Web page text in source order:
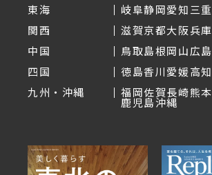
東海
岐阜静岡愛知三重
関西
滋賀京都大阪兵庫
中国
鳥取島根岡山広島
四国
徳島香川愛媛高知
九州・沖縄
福岡佐賀長崎熊本
鹿児島沖縄